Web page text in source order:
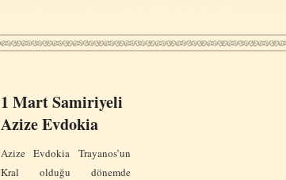
1 Mart Samiriyeli
Azize Evdokia
Azize Evdokia Trayanos’un
Kral olduğu dönemde